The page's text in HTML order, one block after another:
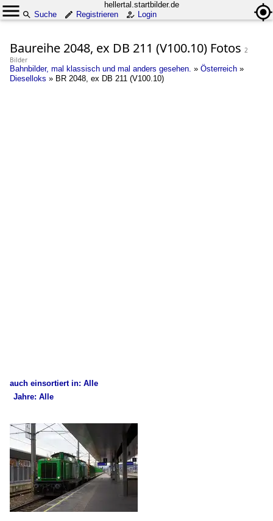
hellertal.startbilder.de
Suche
Registrieren Login
Baureihe 2048, ex DB 211 (V100.10) Fotos 2
Bilder
Bahnbilder, mal klassisch und mal anders gesehen. » Österreich »
Dieselloks » BR 2048, ex DB 211 (V100.10)
auch einsortiert in: Alle
Deutschland
Dieselloks
BR 211 (DB V100.10)
Jahre: Alle
Alle Jahre
2020
2025